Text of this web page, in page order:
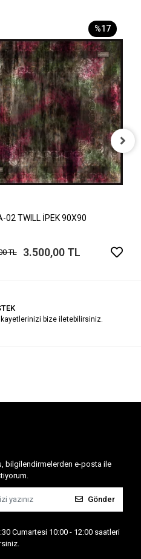
%17
02 TWILL İPEK 90X90
TL 3.500,00 TL
bize iletebilirsiniz.
bilgilendirmelerden e-posta ile
Gönder
Cumartesi 10:00 - 12:00 saatleri